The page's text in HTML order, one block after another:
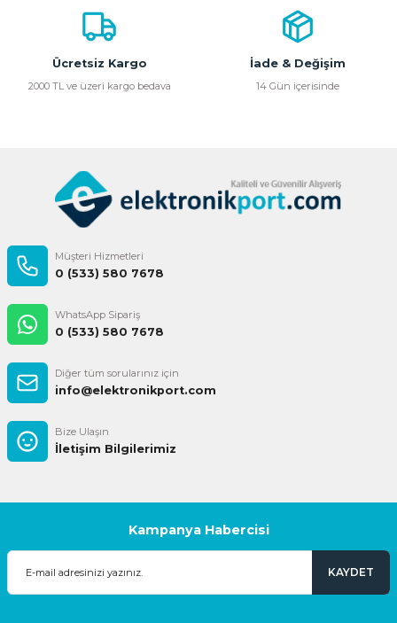
Ücretsiz Kargo
2000 TL ve üzeri kargo bedava
İade & Değişim
14 Gün içerisinde
Müşteri Hizmetleri
0 (533) 580 7678
WhatsApp Sipariş
0 (533) 580 7678
Diğer tüm sorularınız için
info@elektronikport.com
Bize Ulaşın
İletişim Bilgilerimiz
Kampanya Habercisi
KAYDET